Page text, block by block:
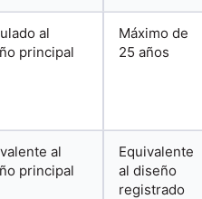
al
principal
Máximo de
25 años
al
principal
Equivalente
al diseño
registrado